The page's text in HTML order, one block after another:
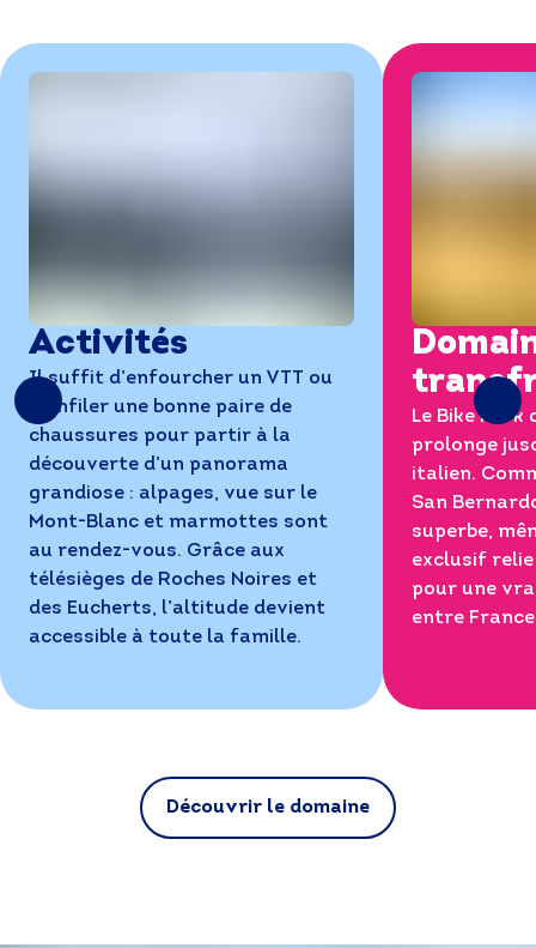
Activités
Il suffit d’enfourcher un VTT ou
d’enfiler une bonne paire de
chaussures pour partir à la
découverte d’un panorama
grandiose : alpages, vue sur le
Mont-Blanc et marmottes sont
au rendez-vous. Grâce aux
télésièges de Roches Noires et
des Eucherts, l’altitude devient
accessible à toute la famille.
Le Bike Park
prolonge
italien.
San
superbe,
exclusif
pour une
entre
Découvrir le domaine